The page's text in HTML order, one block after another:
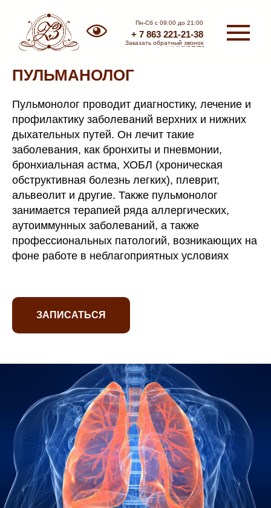
Стоматология
Медицинский
центр
Пн-Сб с 09:00 до 21:00
+ 7 863 221-21-38
Заказать обратный звонок
ПУЛЬМАНОЛОГ
Пульмонолог проводит диагностику, лечение и
профилактику заболеваний верхних и нижних
дыхательных путей. Он лечит такие
заболевания, как бронхиты и пневмонии,
бронхиальная астма, ХОБЛ (хроническая
обструктивная болезнь легких), плеврит,
альвеолит и другие. Также пульмонолог
занимается терапией ряда аллергических,
аутоиммунных заболеваний, а также
профессиональных патологий, возникающих на
фоне работе в неблагоприятных условиях
ЗАПИСАТЬСЯ